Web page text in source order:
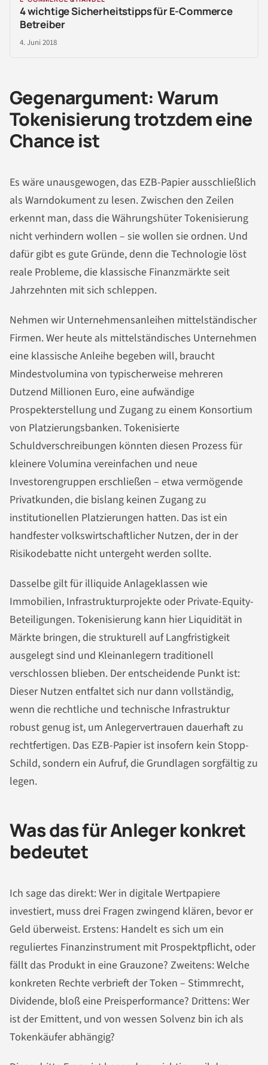
4 wichtige Sicherheitstipps für E-Commerce
Betreiber
4. Juni 2018
Gegenargument: Warum
Tokenisierung trotzdem eine
Chance ist
Es wäre unausgewogen, das EZB-Papier ausschließlich
als Warndokument zu lesen. Zwischen den Zeilen
erkennt man, dass die Währungshüter Tokenisierung
nicht verhindern wollen – sie wollen sie ordnen. Und
dafür gibt es gute Gründe, denn die Technologie löst
reale Probleme, die klassische Finanzmärkte seit
Jahrzehnten mit sich schleppen.
Nehmen wir Unternehmensanleihen mittelständischer
Firmen. Wer heute als mittelständisches Unternehmen
eine klassische Anleihe begeben will, braucht
Mindestvolumina von typischerweise mehreren
Dutzend Millionen Euro, eine aufwändige
Prospekterstellung und Zugang zu einem Konsortium
von Platzierungsbanken. Tokenisierte
Schuldverschreibungen könnten diesen Prozess für
kleinere Volumina vereinfachen und neue
Investorengruppen erschließen – etwa vermögende
Privatkunden, die bislang keinen Zugang zu
institutionellen Platzierungen hatten. Das ist ein
handfester volkswirtschaftlicher Nutzen, der in der
Risikodebatte nicht untergeht werden sollte.
Dasselbe gilt für illiquide Anlageklassen wie
Immobilien, Infrastrukturprojekte oder Private-Equity-
Beteiligungen. Tokenisierung kann hier Liquidität in
Märkte bringen, die strukturell auf Langfristigkeit
ausgelegt sind und Kleinanlegern traditionell
verschlossen blieben. Der entscheidende Punkt ist:
Dieser Nutzen entfaltet sich nur dann vollständig,
wenn die rechtliche und technische Infrastruktur
robust genug ist, um Anlegervertrauen dauerhaft zu
rechtfertigen. Das EZB-Papier ist insofern kein Stopp-
Schild, sondern ein Aufruf, die Grundlagen sorgfältig zu
legen.
Was das für Anleger konkret
bedeutet
Ich sage das direkt: Wer in digitale Wertpapiere
investiert, muss drei Fragen zwingend klären, bevor er
Geld überweist. Erstens: Handelt es sich um ein
reguliertes Finanzinstrument mit Prospektpflicht, oder
fällt das Produkt in eine Grauzone? Zweitens: Welche
konkreten Rechte verbrieft der Token – Stimmrecht,
Dividende, bloß eine Preisperformance? Drittens: Wer
ist der Emittent, und von wessen Solvenz bin ich als
Tokenkäufer abhängig?